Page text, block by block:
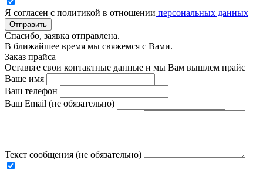
Я согласен с политикой в отношении персональных данных
Отправить
Спасибо, заявка отправлена.
В ближайшее время мы свяжемся с Вами.
Заказ прайса
Оставьте свои контактные данные и мы Вам вышлем прайс
Ваше имя
Ваш телефон
Ваш Email (не обязательно)
Текст сообщения (не обязательно)